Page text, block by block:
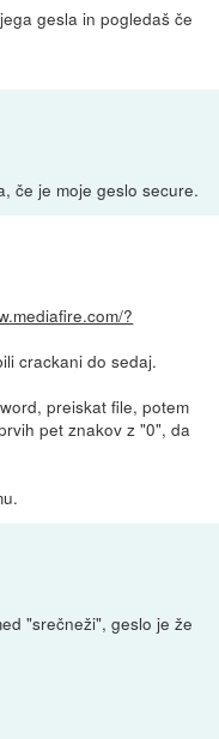
gesla in pogledaš če
če je moje geslo secure.
?
crackani do sedaj.
preiskat file, potem
pet znakov z "0", da
"srečneži", geslo je že